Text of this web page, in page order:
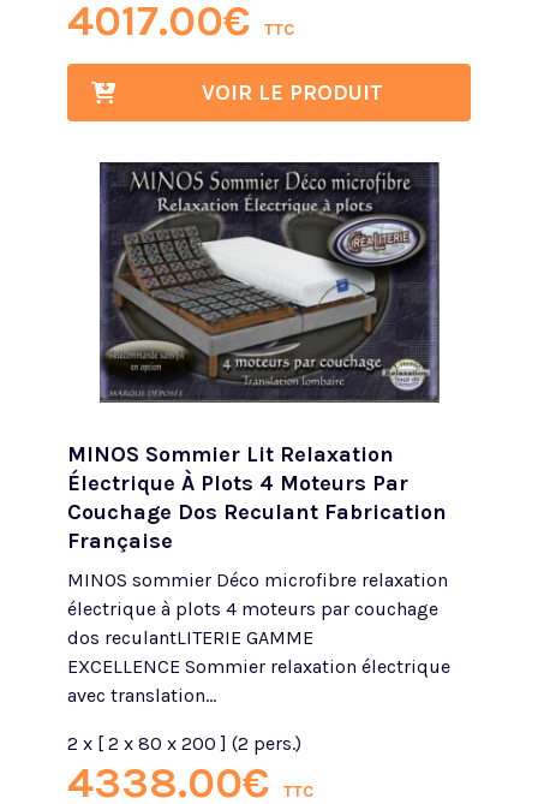
4017.00€ TTC
VOIR LE PRODUIT
MINOS Sommier Lit Relaxation
Électrique À Plots 4 Moteurs Par
Couchage Dos Reculant Fabrication
Française
MINOS sommier Déco microfibre relaxation
électrique à plots 4 moteurs par couchage
dos reculantLITERIE GAMME
EXCELLENCE Sommier relaxation électrique
avec translation...
2 x [ 2 x 80 x 200 ] (2 pers.)
4338.00€ TTC